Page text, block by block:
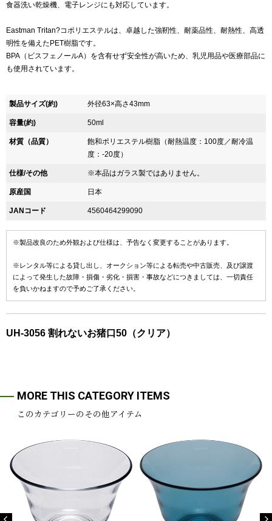
食器洗い乾燥機、電子レンジにも対応しています。
Eastman Tritan?コポリエステルは、卓越した強靭性、耐薬品性、耐熱性、高透
明性を備えたPET樹脂です。
BPA（ビスフェノールA）を含有せず安全性が高いため、乳児用品や医療部品に
も使用されています。
製品サイズ(約) 外径63×高さ43mm
容量(約) 50ml
材質（品質）
飽和ポリエステル樹脂（耐熱温度：100度／耐冷温
度：-20度）
仕様/その他 ※本品はガラス製ではありません。
原産国 日本
JANコード 4560464299090
※製品改良のため外観および仕様は、予告なく変更することがあります。
※レンタル等による貸し出し、オークション等による転売や中古販売、及び譲渡
によって発生した故障・損傷・劣化・損害・事故などにつきましては、一切責任
を負いかねますので予めご了承ください。
UH-3056 割れないお猪口50（クリア）
MORE THIS CATEGORY ITEMS
このカテゴリーのその他アイテム